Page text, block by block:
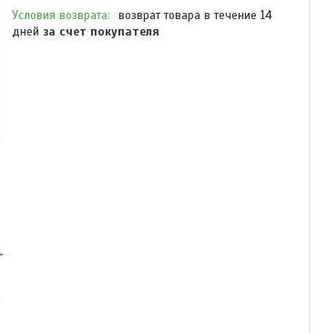
возврат товара в течение 14
дней за счет покупателя